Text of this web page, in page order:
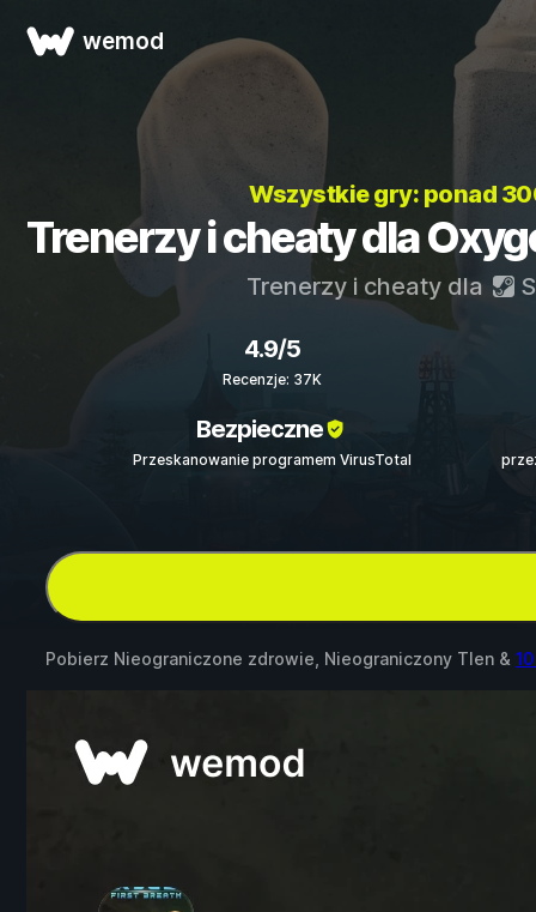
wemod
Wszystkie gry: ponad
Trenerzy i cheaty dla
Trenerzy i cheaty dla
4.9/5
Recenzje: 37K
Bezpieczne
Przeskanowanie programem VirusTotal
Pobierz Nieograniczone zdrowie, Nieograniczony Tlen &